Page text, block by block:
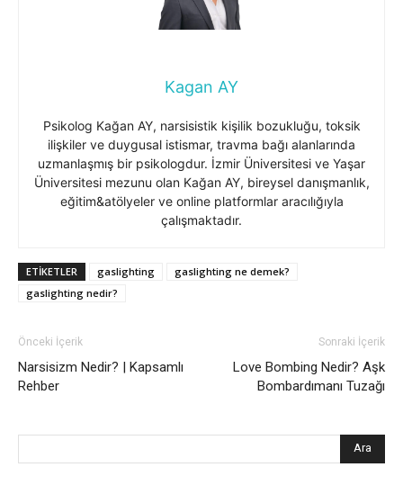
Kagan AY
Psikolog Kağan AY, narsisistik kişilik bozukluğu, toksik
ilişkiler ve duygusal istismar, travma bağı alanlarında
uzmanlaşmış bir psikologdur. İzmir Üniversitesi ve Yaşar
Üniversitesi mezunu olan Kağan AY, bireysel danışmanlık,
eğitim&atölyeler ve online platformlar aracılığıyla
çalışmaktadır.
ETIKETLER gaslighting
gaslighting ne demek?
gaslighting nedir?
Önceki İçerik
Narsisizm Nedir? | Kapsamlı
Rehber
Sonraki İçerik
Love Bombing Nedir? Aşk
Bombardımanı Tuzağı